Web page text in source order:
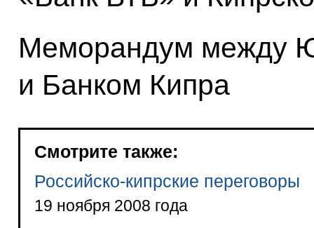
Меморандум между
и Банком Кипра
Смотрите также:
Российско-кипрские переговоры
19 ноября 2008 года